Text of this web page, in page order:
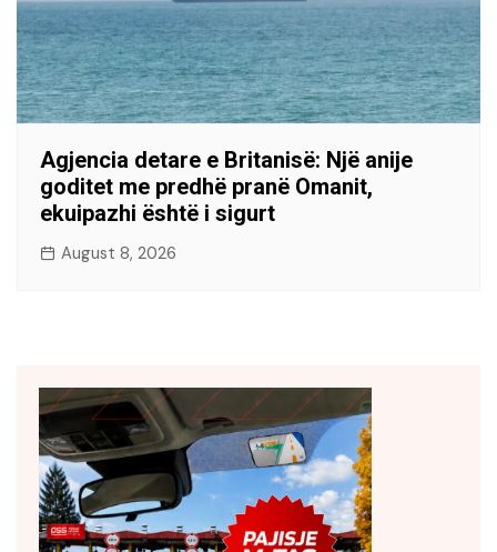
Agjencia detare e Britanisë: Një anije
goditet me predhë pranë Omanit,
ekuipazhi është i sigurt
August 8, 2026